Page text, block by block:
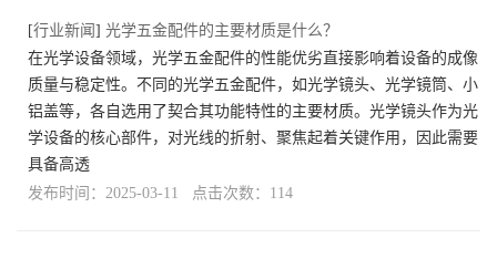
[行业新闻 ] 光学五金配件的主要材质是什么？
在光学设备领域，光学五金配件的性能优劣直接影响着设备的成像
质量与稳定性。不同的光学五金配件，如光学镜头、光学镜筒、小
铝盖等，各自选用了契合其功能特性的主要材质。光学镜头作为光
学设备的核心部件，对光线的折射、聚焦起着关键作用，因此需要
具备高透
发布时间：2025-03-11 点击次数：114